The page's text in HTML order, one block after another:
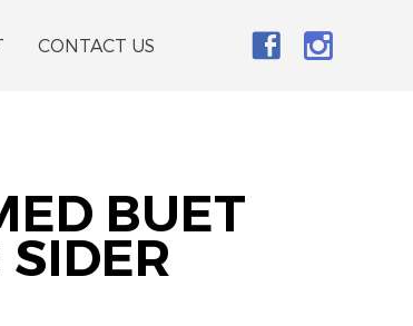
CONTACT US
BUET